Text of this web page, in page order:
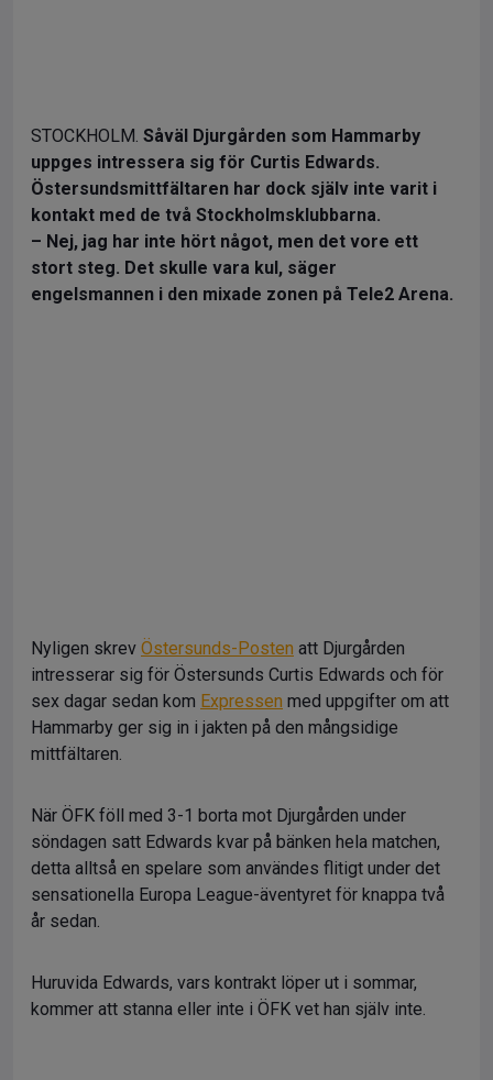
STOCKHOLM. Såväl Djurgården som Hammarby
uppges intressera sig för Curtis Edwards.
Östersundsmittfältaren har dock själv inte varit i
kontakt med de två Stockholmsklubbarna.
– Nej, jag har inte hört något, men det vore ett
stort steg. Det skulle vara kul, säger
engelsmannen i den mixade zonen på Tele2 Arena.
Nyligen skrev Östersunds-Posten att Djurgården
intresserar sig för Östersunds Curtis Edwards och för
sex dagar sedan kom Expressen med uppgifter om att
Hammarby ger sig in i jakten på den mångsidige
mittfältaren.
När ÖFK föll med 3-1 borta mot Djurgården under
söndagen satt Edwards kvar på bänken hela matchen,
detta alltså en spelare som användes flitigt under det
sensationella Europa League-äventyret för knappa två
år sedan.
Huruvida Edwards, vars kontrakt löper ut i sommar,
kommer att stanna eller inte i ÖFK vet han själv inte.